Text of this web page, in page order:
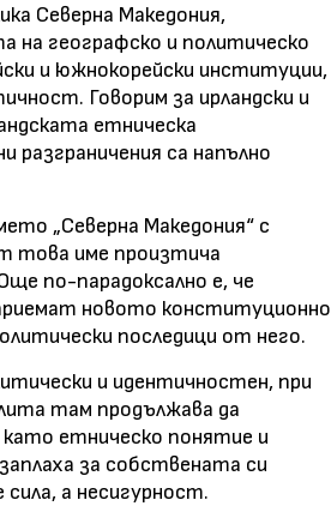
Северна Македония,
на географско и политическо
и южнокорейски институции,
Говорим за ирландски и
етническа
са напълно
„Северна Македония“ с
това име произтича
по-парадоксално е, че
новото конституционно
последици от него.
и идентичностен, при
там продължава да
като етническо понятие и
за собствената си
а несигурност.